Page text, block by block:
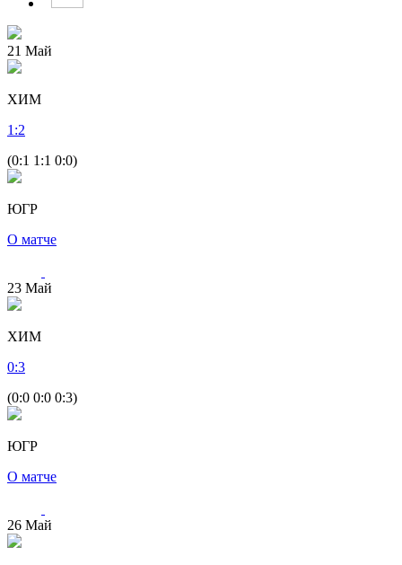
21 Май
ХИМ
1 :2
(0:1 1:1 0:0)
ЮГР
О матче
23 Май
ХИМ
0:3
(0:0 0:0 0:3)
ЮГР
О матче
26 Май